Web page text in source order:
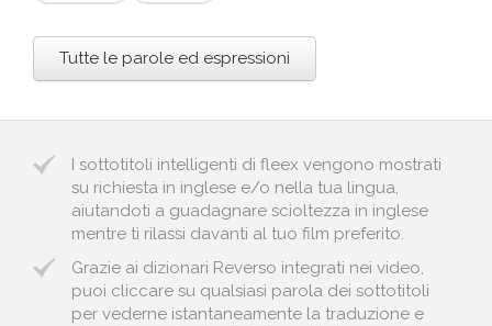
Tutte le parole ed espressioni
I sottotitoli intelligenti di fleex vengono mostrati
su richiesta in inglese e/o nella tua lingua,
aiutandoti a guadagnare scioltezza in inglese
mentre ti rilassi davanti al tuo film preferito.
Grazie ai dizionari Reverso integrati nei video,
puoi cliccare su qualsiasi parola dei sottotitoli
per vederne istantaneamente la traduzione e